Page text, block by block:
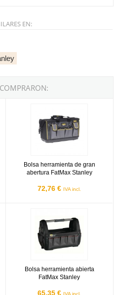
EN:
Bolsa herramienta de gran
abertura FatMax Stanley
72,76 € IVA incl.
Bolsa herramienta abierta
FatMax Stanley
65,35 € IVA incl.